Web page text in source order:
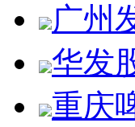
广州
华发
重庆